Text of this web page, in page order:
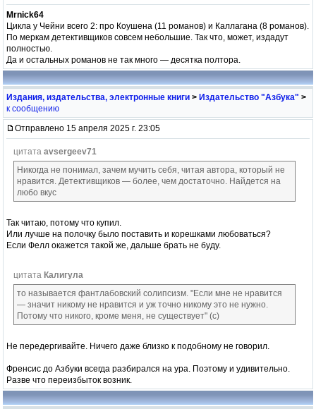
Mrnick64
Цикла у Чейни всего 2: про Коушена (11 романов) и Каллагана (8 романов).
По меркам детективщиков совсем небольшие. Так что, может, издадут
полностью.
Да и остальных романов не так много — десятка полтора.
Издания, издательства, электронные книги > Издательство "Азбука" >
к сообщению
Отправлено 15 апреля 2025 г. 23:05
цитата avsergeev71
Никогда не понимал, зачем мучить себя, читая автора, который не
нравится. Детективщиков — более, чем достаточно. Найдется на
любо вкус
Так читаю, потому что купил.
Или лучше на полочку было поставить и корешками любоваться?
Если Фелл окажется такой же, дальше брать не буду.
цитата Калигула
то называется фантлабовский солипсизм. "Если мне не нравится
— значит никому не нравится и уж точно никому это не нужно.
Потому что никого, кроме меня, не существует" (с)
Не передергивайте. Ничего даже близко к подобному не говорил.
Френсис до Азбуки всегда разбирался на ура. Поэтому и удивительно.
Разве что переизбыток возник.